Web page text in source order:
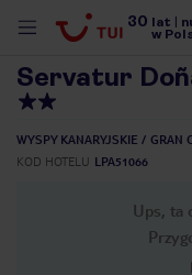
30 lat
w
Servatur
WYSPY KANARYJSKIE GRAN
KOD HOTELU LPA51066
Ups, ta